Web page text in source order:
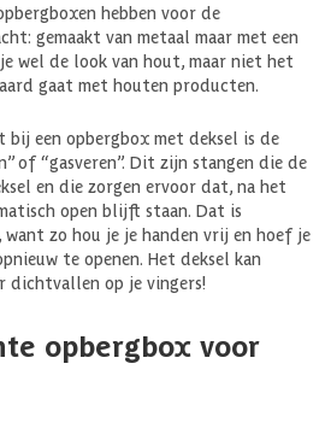
hebben voor de
gemaakt van metaal maar met een
wel de look van hout, maar niet het
gaat met houten producten.
een opbergbox met deksel is de
of “gasveren”. Dit zijn stangen die de
en die zorgen ervoor dat, na het
open blijft staan. Dat is
zo hou je je handen vrij en hoef je
te openen. Het deksel kan
dichtvallen op je vingers!
opbergbox voor